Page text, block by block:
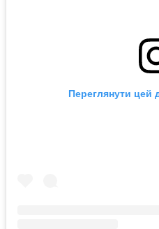
Переглянути цей